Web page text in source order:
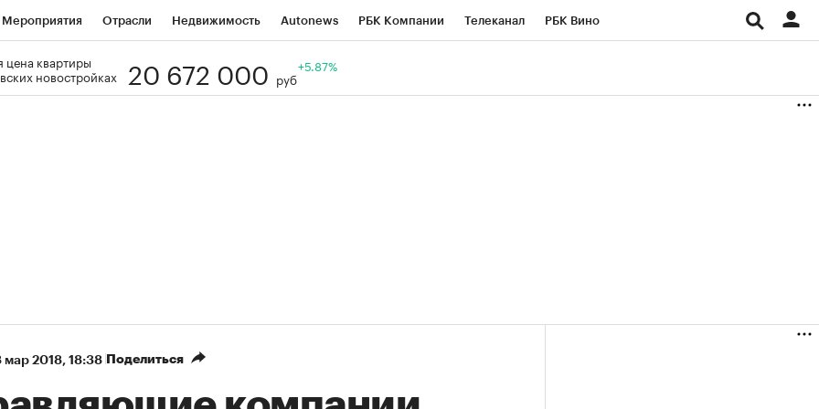
Мероприятия Отрасли Недвижимость Autonews РБК Компании Телеканал РБК Вино
Визионеры
цена квартиры
новостройках
20 672 000 руб
+5.87%
мар 2018, 18:38 Поделиться